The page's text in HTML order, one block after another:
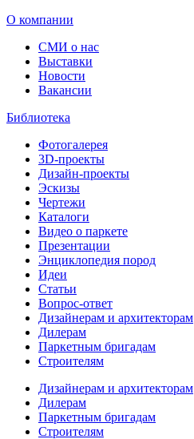
О компании
СМИ о нас
Выставки
Новости
Вакансии
Библиотека
Фотогалерея
3D-проекты
Дизайн-проекты
Эскизы
Чертежи
Каталоги
Видео о паркете
Презентации
Энциклопедия пород
Идеи
Статьи
Вопрос-ответ
Дизайнерам и архитекторам
Дилерам
Паркетным бригадам
Строителям
Дизайнерам и архитекторам
Дилерам
Паркетным бригадам
Строителям